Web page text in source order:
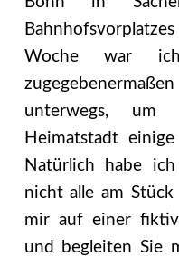
Woche war ich
unterwegs, um
Heimatstadt
Natürlich habe
nicht alle am
mir auf einer
und begleiten Sie